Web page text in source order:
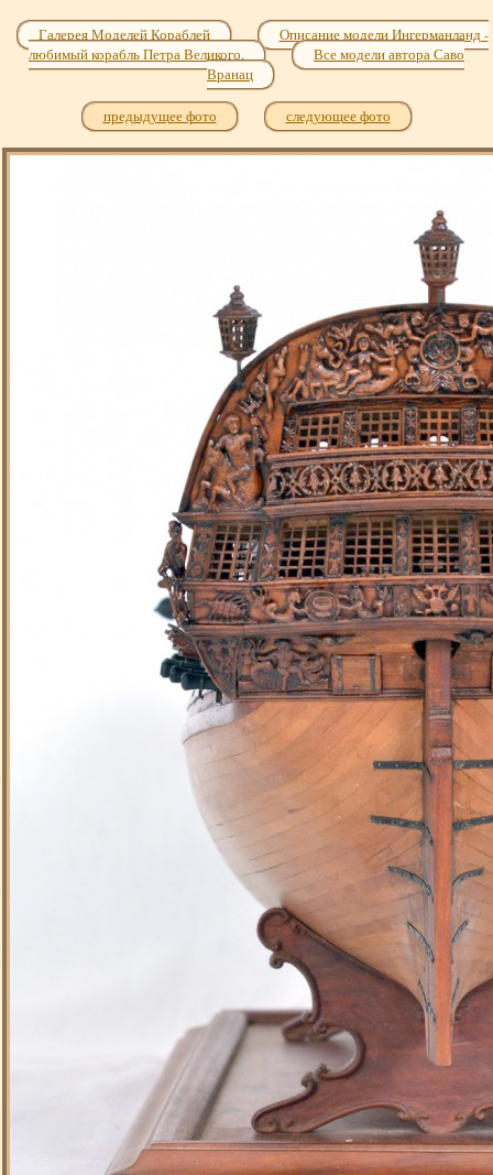
Галерея Моделей Кораблей
Описание модели Ингерманланд -
любимый корабль Петра Великого.
Все модели автора Саво
Вранац
предыдущее фото следующее фото